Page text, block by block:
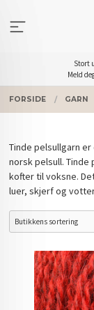
innholdet
Stort
Meld
FORSIDE GARN
Tinde pelsullgarn
norsk pelsull.
kofter til voksne.
luer, skjerf og